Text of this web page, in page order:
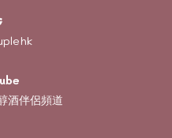
酒伴侶頻道